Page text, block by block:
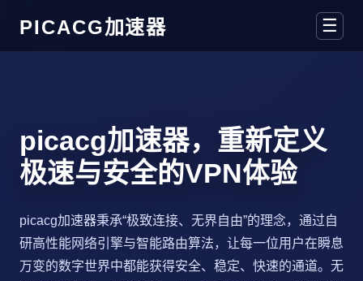
PICACG加速器 ☰
picacg加速器，重新定义
极速与安全的VPN体验
picacg加速器秉承“极致连接、无界自由”的理念，通过自
研高性能网络引擎与智能路由算法，让每一位用户在瞬息
万变的数字世界中都能获得安全、稳定、快速的通道。无